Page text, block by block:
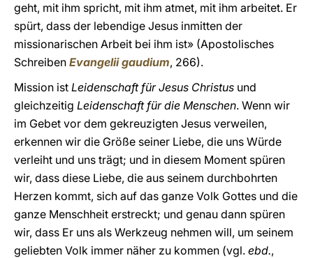
geht, mit ihm spricht, mit ihm atmet, mit ihm arbeitet. Er
spürt, dass der lebendige Jesus inmitten der
missionarischen Arbeit bei ihm ist» (Apostolisches
Schreiben Evangelii gaudium, 266).
Mission ist Leidenschaft für Jesus Christus und
gleichzeitig Leidenschaft für die Menschen. Wenn wir
im Gebet vor dem gekreuzigten Jesus verweilen,
erkennen wir die Größe seiner Liebe, die uns Würde
verleiht und uns trägt; und in diesem Moment spüren
wir, dass diese Liebe, die aus seinem durchbohrten
Herzen kommt, sich auf das ganze Volk Gottes und die
ganze Menschheit erstreckt; und genau dann spüren
wir, dass Er uns als Werkzeug nehmen will, um seinem
geliebten Volk immer näher zu kommen (vgl. ebd.,